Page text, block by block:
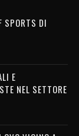
SPORTS DI
E
NEL SETTORE